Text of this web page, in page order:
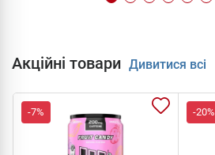
Акційні товари Дивитися всі
-7% -20%